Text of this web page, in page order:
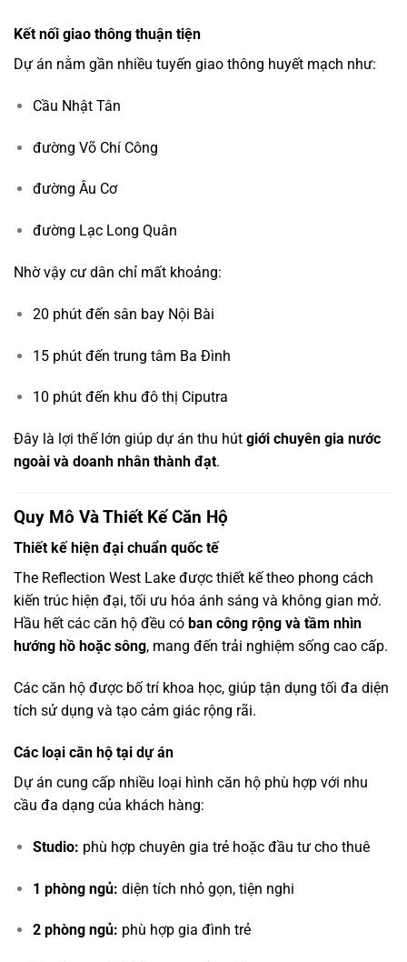
Kết nối giao thông thuận tiện
Dự án nằm gần nhiều tuyến giao thông huyết mạch như:
Cầu Nhật Tân
đường Võ Chí Công
đường Âu Cơ
đường Lạc Long Quân
Nhờ vậy cư dân chỉ mất khoảng:
20 phút đến sân bay Nội Bài
15 phút đến trung tâm Ba Đình
10 phút đến khu đô thị Ciputra
Đây là lợi thế lớn giúp dự án thu hút giới chuyên gia nước
ngoài và doanh nhân thành đạt.
Quy Mô Và Thiết Kế Căn Hộ
Thiết kế hiện đại chuẩn quốc tế
The Reflection West Lake được thiết kế theo phong cách
kiến trúc hiện đại, tối ưu hóa ánh sáng và không gian mở.
Hầu hết các căn hộ đều có ban công rộng và tầm nhìn
hướng hồ hoặc sông, mang đến trải nghiệm sống cao cấp.
Các căn hộ được bố trí khoa học, giúp tận dụng tối đa diện
tích sử dụng và tạo cảm giác rộng rãi.
Các loại căn hộ tại dự án
Dự án cung cấp nhiều loại hình căn hộ phù hợp với nhu
cầu đa dạng của khách hàng:
Studio: phù hợp chuyên gia trẻ hoặc đầu tư cho thuê
1 phòng ngủ: diện tích nhỏ gọn, tiện nghi
2 phòng ngủ: phù hợp gia đình trẻ